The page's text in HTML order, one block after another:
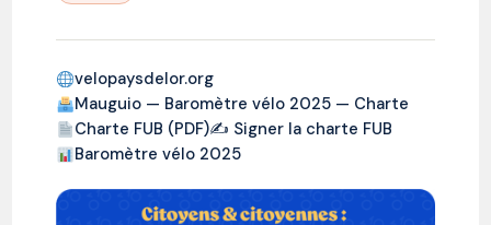
velopaysdelor.org
Mauguio — Baromètre vélo 2025 — Charte
Charte FUB (PDF)✍️ Signer la charte FUB
Baromètre vélo 2025